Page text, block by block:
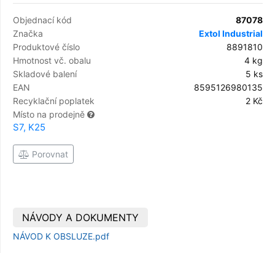
Objednací kód
87078
Značka
Extol Industrial
Produktové číslo
8891810
Hmotnost vč. obalu
4 kg
Skladové balení
5 ks
EAN
8595126980135
Recyklační poplatek
2 Kč
Místo na prodejně
S7, K25
Porovnat
NÁVODY A DOKUMENTY
NÁVOD K OBSLUZE.pdf